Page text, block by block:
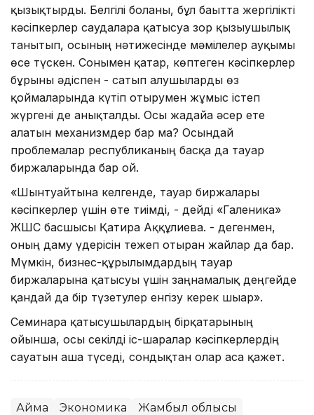
қызықтырды. Белгілі болғаны, бұл бағытта жергілікті
кәсіпкерлер саудаларға қатысуға зор қызығушылық
танытып, осының нәтижесінде мәмілелер ауқымы
өсе түскен. Сонымен қатар, көптеген кәсіпкерлер
бұрынғы әдіспен - сатып алушыларды өз
қоймаларында күтіп отырумен жұмыс істеп
жүргені де анықталды. Осы жағдайға әсер ете
алатын механизмдер бар ма? Осындай
проблемалар республиканың басқа да тауар
биржаларында бар ғой.
«Шынтуайтына келгенде, тауар биржалары
кәсіпкерлер үшін өте тиімді, - дейді «Галеника»
ЖШС басшысы Қатира Аққұлиева. - дегенмен,
оның даму үдерісін тежеп отырған жайлар да бар.
Мүмкін, бизнес-құрылымдардың тауар
биржаларына қатысуы үшін заңнамалық деңгейде
қандай да бір түзетулер енгізу керек шығар».
Семинарға қатысушылардың бірқатарының
ойынша, осы секілді іс-шаралар кәсіпкерлердің
сауатын аша түседі, сондықтан олар аса қажет.
Аймақ Экономика Жамбыл облысы